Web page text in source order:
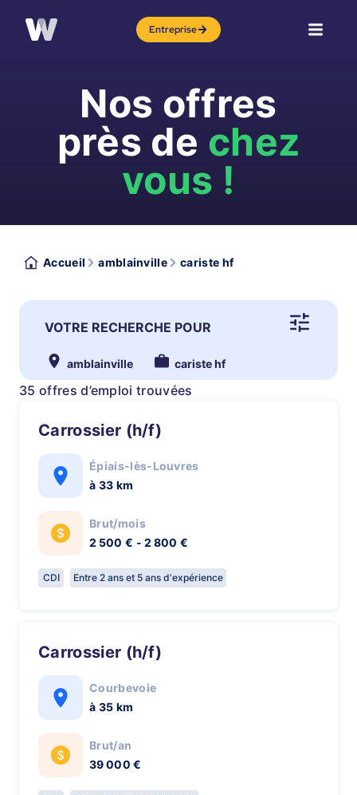
Entreprise
Nos offres
près de chez
vous !
Accueil amblainville cariste hf
VOTRE RECHERCHE POUR
amblainville cariste hf
35 offres d’emploi trouvées
Carrossier (h/f)
Épiais-lès-Louvres
à 33 km
Brut/mois
2 500 € - 2 800 €
CDI Entre 2 ans et 5 ans d'expérience
Carrossier (h/f)
Courbevoie
à 35 km
Brut/an
39 000 €